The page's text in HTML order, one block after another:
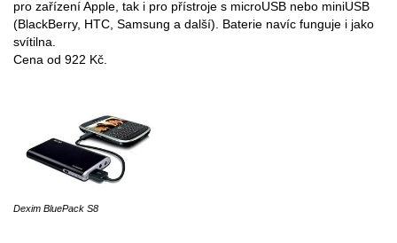
Dexim BluePack S8
pro zařízení Apple, tak i pro přístroje s microUSB nebo miniUSB
(BlackBerry, HTC, Samsung a další). Baterie navíc funguje i jako
svítilna.
Cena od 922 Kč.